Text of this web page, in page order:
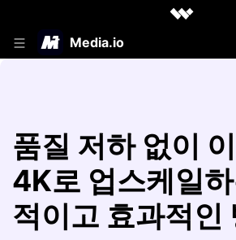
Media.io
품질 저하 없이
4K로 업스케일
적이고 효과적인